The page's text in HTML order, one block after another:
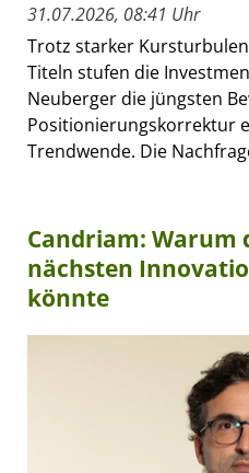
31.07.2026, 08:41 Uhr
Trotz starker
Titeln stufen die
Neuberger die jüngsten
Positionierungskorrektur
Trendwende. Die
Candriam: Warum
nächsten
könnte